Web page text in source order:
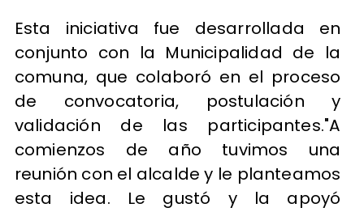
Esta iniciativa fue desarrollada en
conjunto con la Municipalidad de la
comuna, que colaboró en el proceso
de convocatoria, postulación y
validación de las participantes."A
comienzos de año tuvimos una
reunión con el alcalde y le planteamos
esta idea. Le gustó y la apoyó